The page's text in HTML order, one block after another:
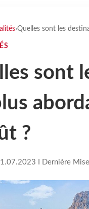
›Quelles sont les
sont
?
I Dernière